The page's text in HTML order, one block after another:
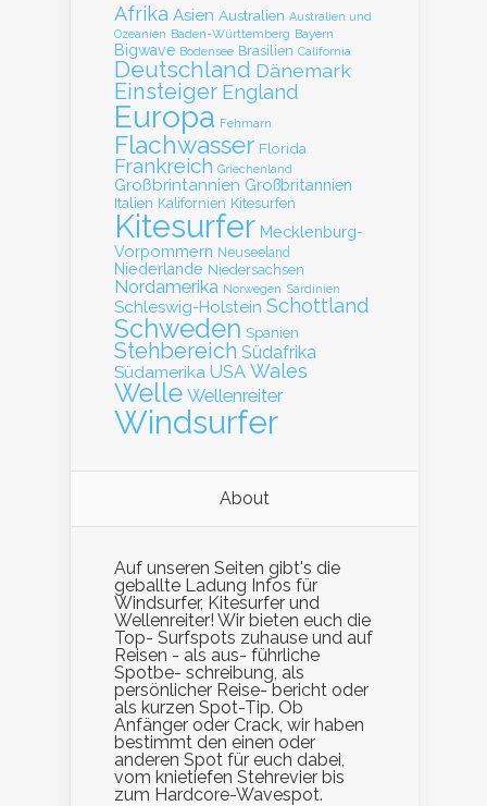
Afrika Asien Australien Australien und
Ozeanien Baden-Württemberg Bayern
Bigwave Bodensee Brasilien California
Deutschland Dänemark
Einsteiger England
Europa Fehmarn
Flachwasser Florida
Frankreich Griechenland
Großbrintannien Großbritannien
Italien Kalifornien Kitesurfen
Kitesurfer Mecklenburg-
Vorpommern Neuseeland
Niederlande Niedersachsen
Nordamerika Norwegen Sardinien
Schleswig-Holstein Schottland
Schweden Spanien
Stehbereich Südafrika
Südamerika USA Wales
Welle Wellenreiter
Windsurfer
About
Auf unseren Seiten gibt's die
geballte Ladung Infos für
Windsurfer, Kitesurfer und
Wellenreiter! Wir bieten euch die
Top- Surfspots zuhause und auf
Reisen - als aus- führliche
Spotbe- schreibung, als
persönlicher Reise- bericht oder
als kurzen Spot-Tip. Ob
Anfänger oder Crack, wir haben
bestimmt den einen oder
anderen Spot für euch dabei,
vom knietiefen Stehrevier bis
zum Hardcore-Wavespot.